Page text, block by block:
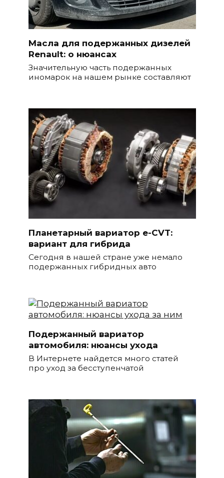
Масла для подержанных дизелей
Renault: о нюансах
Значительную часть подержанных
иномарок на нашем рынке составляют
Планетарный вариатор e-CVT:
вариант для гибрида
Сегодня в нашей стране уже немало
подержанных гибридных авто
Подержанный вариатор
автомобиля: нюансы ухода
В Интернете найдется много статей
про уход за бесступенчатой